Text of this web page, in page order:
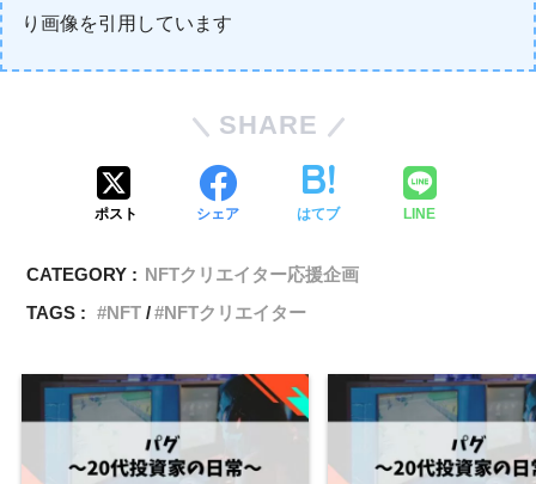
り画像を引用しています
SHARE
ポスト シェア はてブ LINE
CATEGORY : NFTクリエイター応援企画
TAGS :
NFT NFTクリエイター